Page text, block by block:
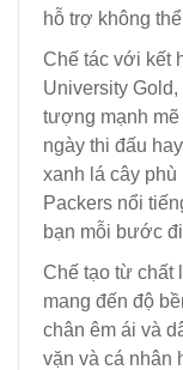
hỗ trợ không
Chế tác với kết
University
tượng mạnh mẽ
ngày thi đấu
xanh lá cây
Packers nổi
bạn mỗi bước
Chế tạo từ chất
mang đến độ
chân êm ái và
vặn và cá nhân